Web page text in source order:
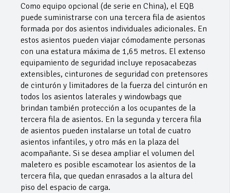
Como equipo opcional (de serie en China), el EQB
puede suministrarse con una tercera fila de asientos
formada por dos asientos individuales adicionales. En
estos asientos pueden viajar cómodamente personas
con una estatura máxima de 1,65 metros. El extenso
equipamiento de seguridad incluye reposacabezas
extensibles, cinturones de seguridad con pretensores
de cinturón y limitadores de la fuerza del cinturón en
todos los asientos laterales y windowbags que
brindan también protección a los ocupantes de la
tercera fila de asientos. En la segunda y tercera fila
de asientos pueden instalarse un total de cuatro
asientos infantiles, y otro más en la plaza del
acompañante. Si se desea ampliar el volumen del
maletero es posible escamotear los asientos de la
tercera fila, que quedan enrasados a la altura del
piso del espacio de carga.